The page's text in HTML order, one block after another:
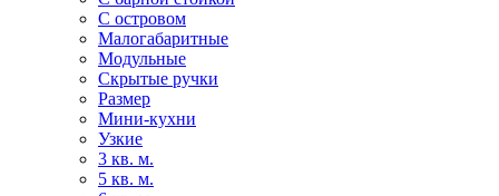
С островом
Малогабаритные
Модульные
Скрытые ручки
Размер
Мини-кухни
Узкие
3 кв. м.
5 кв. м.